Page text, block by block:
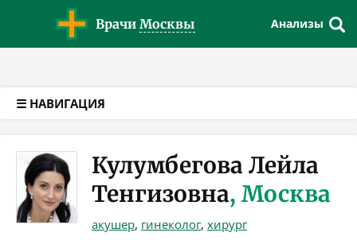
Врачи Москвы Анализы
☰ НАВИГАЦИЯ
Кулумбегова Лейла
Тенгизовна, Москва
акушер, гинеколог, хирург